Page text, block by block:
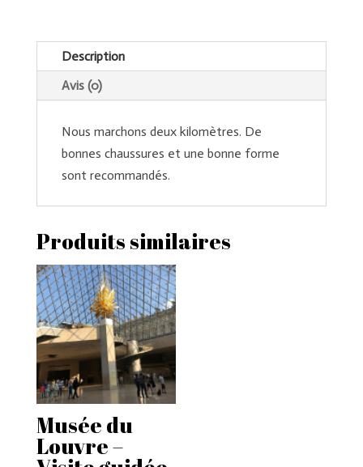
écrivains
Description
Avis (0)
Nous marchons deux kilomètres. De
bonnes chaussures et une bonne forme
sont recommandés.
Produits similaires
Musée du
Louvre –